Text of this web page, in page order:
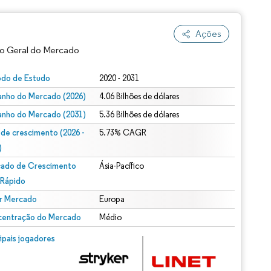
Ações
Geral do Mercado
de Estudo 2020 - 2031
do Mercado (2026) 4.06 Bilhões de dólares
do Mercado (2031) 5.36 Bilhões de dólares
de crescimento (2026 -
5.73% CAGR
de Crescimento
Ásia-Pacífico
Mercado Europa
do Mercado Médio
jogadores
© Mordor Intelligence. O reuso requer atribuição conforme CC BY 4.0.
conforme CC BY 4.0.